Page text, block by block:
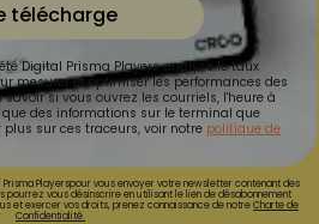
télécharge
Digital Prisma Players analyse le taux
mesurer et optimiser les performances des
si vous ouvrez les courriels, l'heure à
des informations sur le terminal que
sur ces traceurs, voir notre politique de
Playerspour vous envoyer votre newsletter contenant des
pourrez vous désinscrire en utilisant le lien de désabonnement
et exercer vos droits, prenez connaissance de notreCharte de
Confidentialité.